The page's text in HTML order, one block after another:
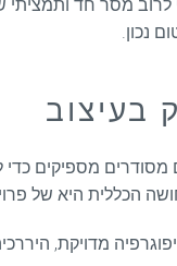
מסר חד
נכון.
בעיצוב
מסודרים
הכללית היא של
מדויקת,